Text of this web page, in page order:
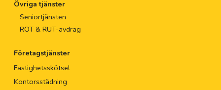
Övriga tjänster
Seniortjänsten
ROT & RUT-avdrag
Företagstjänster
Fastighetsskötsel
Kontorsstädning